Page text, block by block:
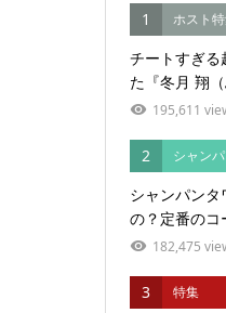
1 ホスト
チートすぎる
た『冬月 翔
195,611
2 シャン
シャンパンタ
の？定番の
182,475
3 特集